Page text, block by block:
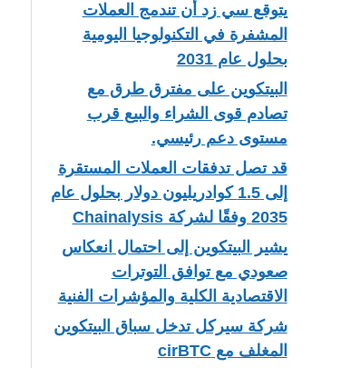
يتوقع سي زد أن تندمج العملات
المشفرة في التكنولوجيا اليومية
بحلول عام 2031
البيتكوين على مفترق طرق مع
تصادم قوى الشراء والبيع قرب
مستوى دعم رئيسي.
قد تصل تدفقات العملات المستقرة
إلى 1.5 كوادريليون دولار بحلول عام
2035 وفقًا لشركة Chainalysis
يشير البيتكوين إلى احتمال انعكاس
صعودي مع توافق التوترات
الاقتصادية الكلية والمؤشرات الفنية
شركة سيركل تدخل سباق البيتكوين
المغلف مع cirBTC